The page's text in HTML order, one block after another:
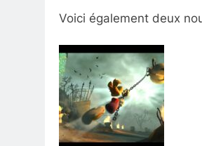
Voici également deux